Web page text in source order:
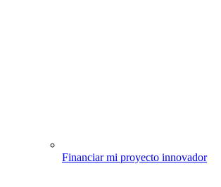
Financiar mi proyecto innovador